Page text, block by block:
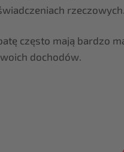
często mają bardzo
dochodów.